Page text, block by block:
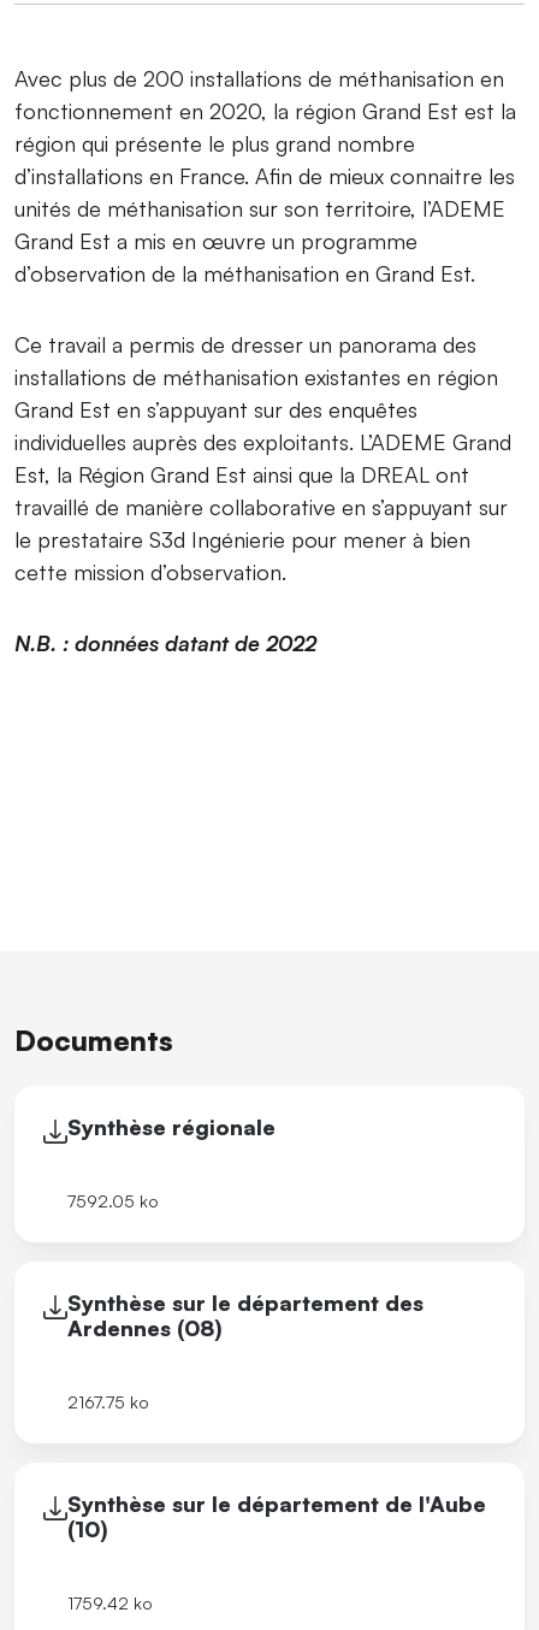
Avec plus de 200 installations de méthanisation en
fonctionnement en 2020, la région Grand Est est la
région qui présente le plus grand nombre
d’installations en France. Afin de mieux connaitre les
unités de méthanisation sur son territoire, l’ADEME
Grand Est a mis en œuvre un programme
d’observation de la méthanisation en Grand Est.
Ce travail a permis de dresser un panorama des
installations de méthanisation existantes en région
Grand Est en s’appuyant sur des enquêtes
individuelles auprès des exploitants. L’ADEME Grand
Est, la Région Grand Est ainsi que la DREAL ont
travaillé de manière collaborative en s’appuyant sur
le prestataire S3d Ingénierie pour mener à bien
cette mission d’observation.
N.B. : données datant de 2022
Documents
Synthèse régionale
7592.05 ko
Synthèse sur le département des
Ardennes (08)
2167.75 ko
Synthèse sur le département de l'Aube
(10)
1759.42 ko